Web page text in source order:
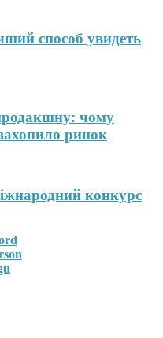
способ увидеть
чому
ринок
конкурс